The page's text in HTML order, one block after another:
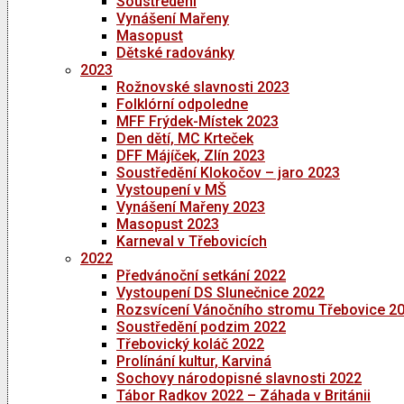
Vynášení Mařeny
Masopust
Dětské radovánky
2023
Rožnovské slavnosti 2023
Folklórní odpoledne
MFF Frýdek-Místek 2023
Den dětí, MC Krteček
DFF Májíček, Zlín 2023
Soustředění Klokočov – jaro 2023
Vystoupení v MŠ
Vynášení Mařeny 2023
Masopust 2023
Karneval v Třebovicích
2022
Předvánoční setkání 2022
Vystoupení DS Slunečnice 2022
Rozsvícení Vánočního stromu Třebovice
Soustředění podzim 2022
Třebovický koláč 2022
Prolínání kultur, Karviná
Sochovy národopisné slavnosti 2022
Tábor Radkov 2022 – Záhada v Británii